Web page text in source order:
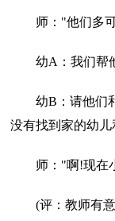
师："他们多可
幼A：我们帮他
幼B：请他们和
没有找到家的幼
师："啊!现在小
(评：教师有意